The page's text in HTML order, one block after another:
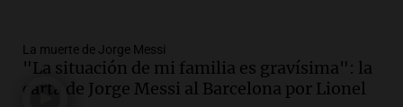
Audio.Tragedia en Mendoza: un muerto
y cinco heridos tras caer dos autos desde
un puente
La muerte de Jorge Messi
"La situación de mi familia es gravísima": la
carta de Jorge Messi al Barcelona por Lionel